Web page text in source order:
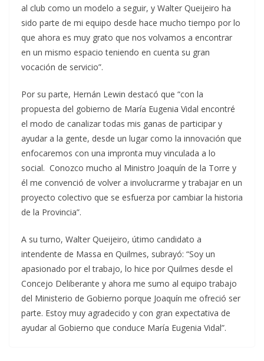
al club como un modelo a seguir, y Walter Queijeiro ha
sido parte de mi equipo desde hace mucho tiempo por lo
que ahora es muy grato que nos volvamos a encontrar
en un mismo espacio teniendo en cuenta su gran
vocación de servicio”.
Por su parte, Hernán Lewin destacó que “con la
propuesta del gobierno de María Eugenia Vidal encontré
el modo de canalizar todas mis ganas de participar y
ayudar a la gente, desde un lugar como la innovación que
enfocaremos con una impronta muy vinculada a lo
social. Conozco mucho al Ministro Joaquín de la Torre y
él me convenció de volver a involucrarme y trabajar en un
proyecto colectivo que se esfuerza por cambiar la historia
de la Provincia”.
A su turno, Walter Queijeiro, útimo candidato a
intendente de Massa en Quilmes, subrayó: “Soy un
apasionado por el trabajo, lo hice por Quilmes desde el
Concejo Deliberante y ahora me sumo al equipo trabajo
del Ministerio de Gobierno porque Joaquín me ofreció ser
parte. Estoy muy agradecido y con gran expectativa de
ayudar al Gobierno que conduce María Eugenia Vidal”.